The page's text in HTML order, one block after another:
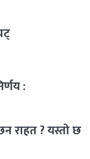
:
राहत ? यस्तो छ